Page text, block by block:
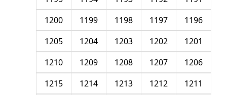
1196
1197
1198
1199
1200
1201
1202
1203
1204
1205
1206
1207
1208
1209
1210
1211
1212
1213
1214
1215